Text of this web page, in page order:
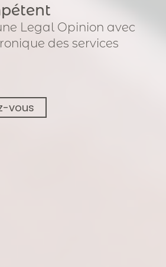
Legal Opinion avec
des services
vous